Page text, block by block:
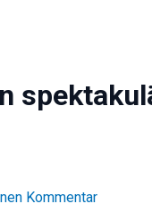
Kommentar